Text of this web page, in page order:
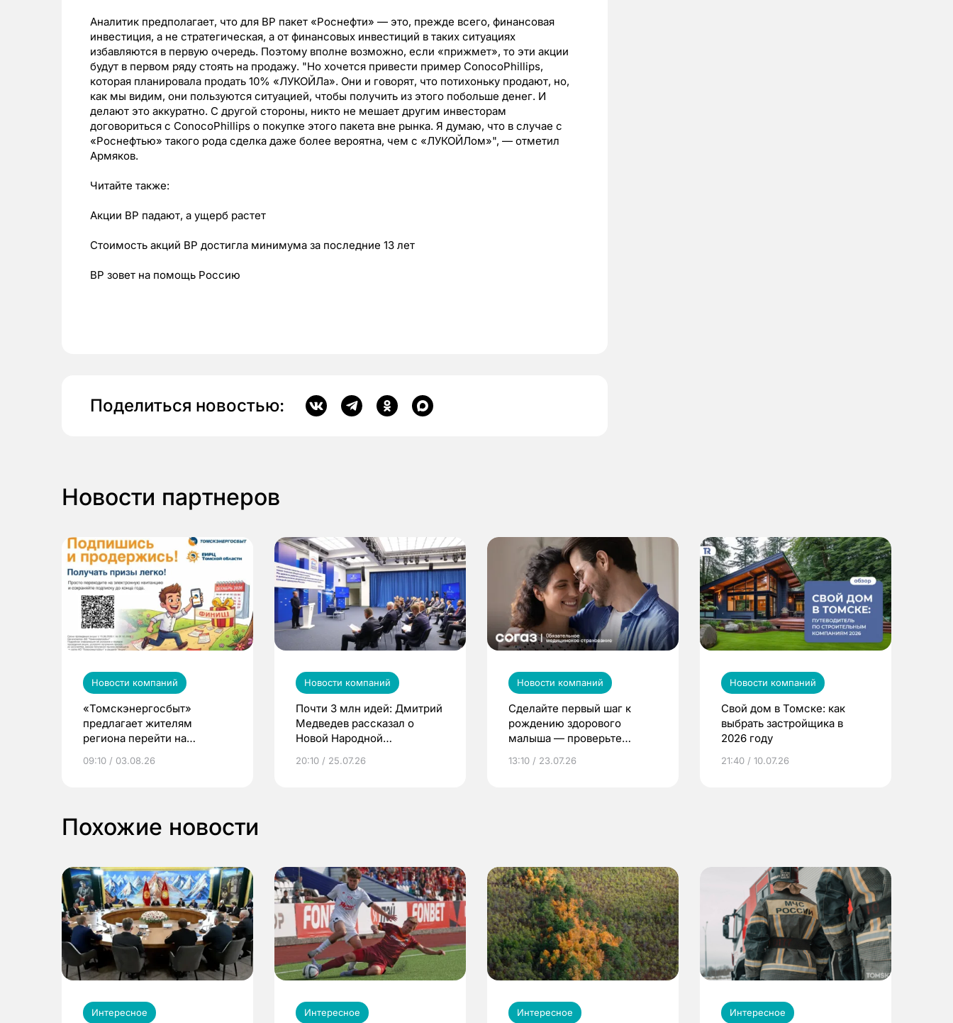
Аналитик предполагает, что для BP пакет «Роснефти» — это, прежде всего, финансовая
инвестиция, а не стратегическая, а от финансовых инвестиций в таких ситуациях
избавляются в первую очередь. Поэтому вполне возможно, если «прижмет», то эти акции
будут в первом ряду стоять на продажу. "Но хочется привести пример ConocoPhillips,
которая планировала продать 10% «ЛУКОЙЛа». Они и говорят, что потихоньку продают, но,
как мы видим, они пользуются ситуацией, чтобы получить из этого побольше денег. И
делают это аккуратно. С другой стороны, никто не мешает другим инвесторам
договориться с ConocoPhillips о покупке этого пакета вне рынка. Я думаю, что в случае с
«Роснефтью» такого рода сделка даже более вероятна, чем с «ЛУКОЙЛом»", — отметил
Армяков.
Читайте также:
Акции ВР падают, а ущерб растет
Стоимость акций ВР достигла минимума за последние 13 лет
ВР зовет на помощь Россию
Поделиться новостью:
Новости партнеров
Новости компаний
«Томскэнергосбыт»
предлагает жителям
региона перейти на
выиграть призы
09:10 / 03.08.26
Новости компаний
Почти 3 млн идей: Дмитрий
Медведев рассказал о
Новой Народной
20:10 / 25.07.26
Новости компаний
Сделайте первый шаг к
рождению здорового
малыша — проверьте
по ОМС!
13:10 / 23.07.26
Новости компаний
Свой дом в Томске: как
выбрать застройщика в
2026 году
21:40 / 10.07.26
Похожие новости
Интересное Интересное Интересное Интересное